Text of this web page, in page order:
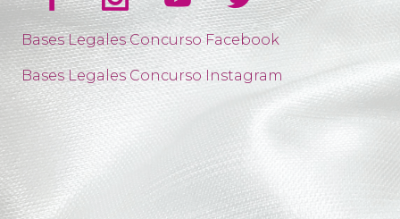
Bases Legales Concurso Facebook
Bases Legales Concurso Instagram